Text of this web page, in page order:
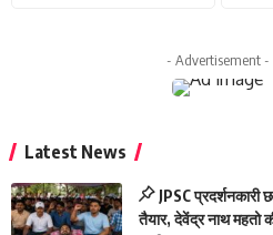
- Advertisement -
Latest News
JPSC प्रदर्शनकारी
तैयार, देवेंद्र नाथ महतो